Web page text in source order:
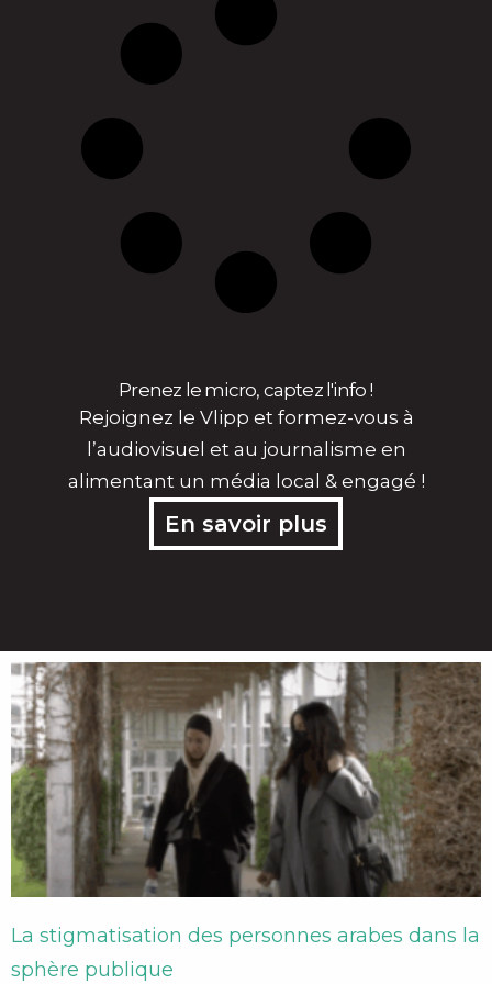
Prenez le micro, captez l'info !
Rejoignez le Vlipp et formez-vous à
l’audiovisuel et au journalisme en
alimentant un média local & engagé !
En savoir plus
La stigmatisation des personnes arabes dans la
sphère publique
Page
Page